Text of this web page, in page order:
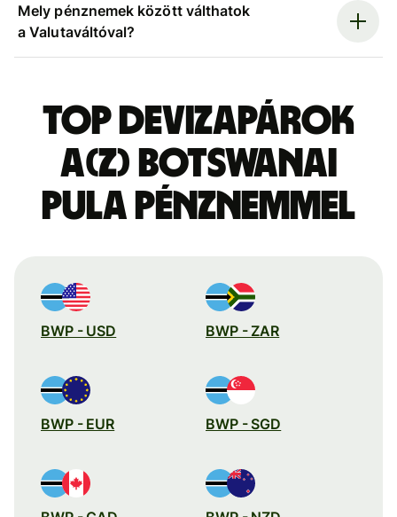
Mely pénznemek között válthatok
a Valutaváltóval?
Top devizapárok
a(z) botswanai
pula pénznemmel
BWP - USD BWP - ZAR
BWP - EUR BWP - SGD